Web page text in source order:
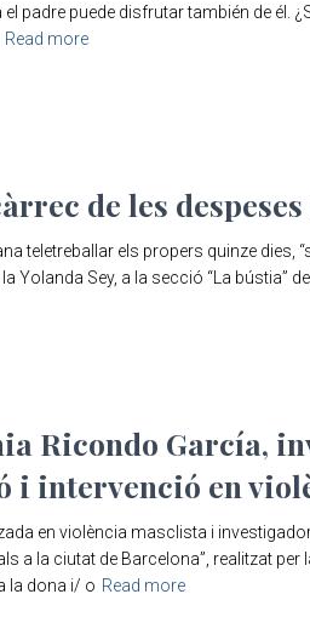
padre puede disfrutar también de
Read more
de les
teletreballar els propers quinze dies,
Yolanda Sey, a la secció “La bústia”
Ricondo García,
i intervenció en
en violència masclista i
a la ciutat de Barcelona”, realitzat
la dona i/ o Read more